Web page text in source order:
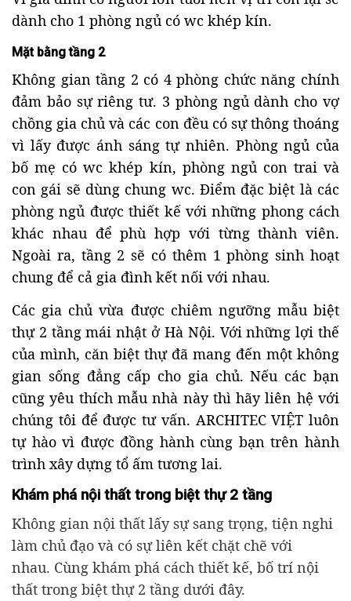
dành cho 1 phòng ngủ có wc khép kín.
Mặt bằng tầng 2
Không gian tầng 2 có 4 phòng chức năng chính
đảm bảo sự riêng tư. 3 phòng ngủ dành cho vợ
chồng gia chủ và các con đều có sự thông thoáng
vì lấy được ánh sáng tự nhiên. Phòng ngủ của
bố mẹ có wc khép kín, phòng ngủ con trai và
con gái sẽ dùng chung wc. Điểm đặc biệt là các
phòng ngủ được thiết kế với những phong cách
khác nhau để phù hợp với từng thành viên.
Ngoài ra, tầng 2 sẽ có thêm 1 phòng sinh hoạt
chung để cả gia đình kết nối với nhau.
Các gia chủ vừa được chiêm ngưỡng mẫu biệt
thự 2 tầng mái nhật ở Hà Nội. Với những lợi thế
của mình, căn biệt thự đã mang đến một không
gian sống đẳng cấp cho gia chủ. Nếu các bạn
cũng yêu thích mẫu nhà này thì hãy liên hệ với
chúng tôi để được tư vấn. ARCHITEC VIỆT luôn
tự hào vì được đồng hành cùng bạn trên hành
trình xây dựng tổ ấm tương lai.
Khám phá nội thất trong biệt thự 2 tầng
Không gian nội thất lấy sự sang trọng, tiện nghi
làm chủ đạo và có sự liên kết chặt chẽ với
nhau. Cùng khám phá cách thiết kế, bố trí nội
thất trong biệt thự 2 tầng dưới đây.